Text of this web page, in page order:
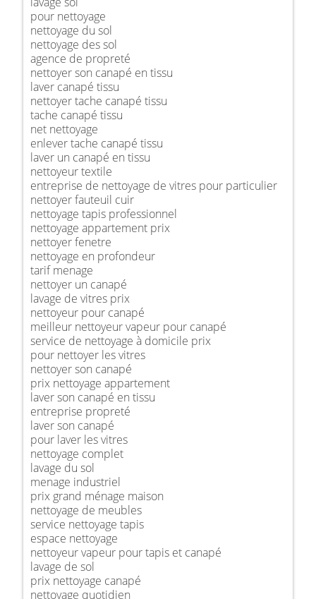
pour nettoyage
nettoyage du sol
nettoyage des sol
agence de propreté
nettoyer son canapé en tissu
laver canapé tissu
nettoyer tache canapé tissu
tache canapé tissu
net nettoyage
enlever tache canapé tissu
laver un canapé en tissu
nettoyeur textile
entreprise de nettoyage de vitres pour particulier
nettoyer fauteuil cuir
nettoyage tapis professionnel
nettoyage appartement prix
nettoyer fenetre
nettoyage en profondeur
tarif menage
nettoyer un canapé
lavage de vitres prix
nettoyeur pour canapé
meilleur nettoyeur vapeur pour canapé
service de nettoyage à domicile prix
pour nettoyer les vitres
nettoyer son canapé
prix nettoyage appartement
laver son canapé en tissu
entreprise propreté
laver son canapé
pour laver les vitres
nettoyage complet
lavage du sol
menage industriel
prix grand ménage maison
nettoyage de meubles
service nettoyage tapis
espace nettoyage
nettoyeur vapeur pour tapis et canapé
lavage de sol
prix nettoyage canapé
nettoyage quotidien